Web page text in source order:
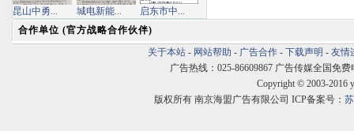
昆山中勇... 城电新能...
启东市中...
合作单位 (官方战略合作伙伴)
关于本站 - 网站帮助 - 广告合作 - 下载声明 - 友情
广告热线：025-86609867 广告传媒全国免费
Copyright © 2003-2016
版权所有 南京海盟广告有限公司 ICP备案号：